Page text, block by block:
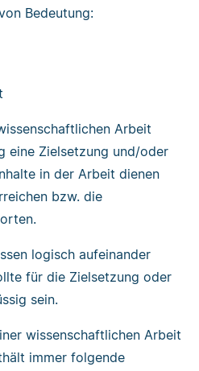
Bedeutung:
Arbeit
eine Zielsetzung und/oder
in der Arbeit dienen
bzw. die
logisch aufeinander
für die Zielsetzung oder
sein.
wissenschaftlichen Arbeit
immer folgende